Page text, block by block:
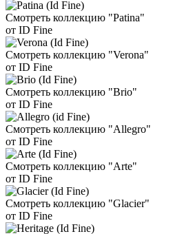
Смотреть коллекцию "Patina"
от ID Fine
Смотреть коллекцию "Verona"
от ID Fine
Смотреть коллекцию "Brio"
от ID Fine
Смотреть коллекцию "Allegro"
от ID Fine
Смотреть коллекцию "Arte"
от ID Fine
Смотреть коллекцию "Glacier"
от ID Fine